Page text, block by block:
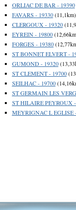
ORLIAC DE BAR - 19390
FAVARS - 19330(11,1km)
CLERGOUX - 19320
EYREIN - 19800
FORGES - 19380
ST BONNET ELVERT -
GUMOND - 19320
ST CLEMENT - 19700
SEILHAC - 19700
ST GERMAIN LES
ST HILAIRE PEYROUX
MEYRIGNAC L EGLISE